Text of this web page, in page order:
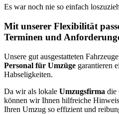
Es war noch nie so einfach
Mit unserer Flexibilität
Terminen und
Unsere gut ausgestatteten
Personal für Umzüge garantieren
Habseligkeiten.
Da wir als lokale Umzugsfirma die
können wir Ihnen hilfreiche
Ihren Umzug so effizient und